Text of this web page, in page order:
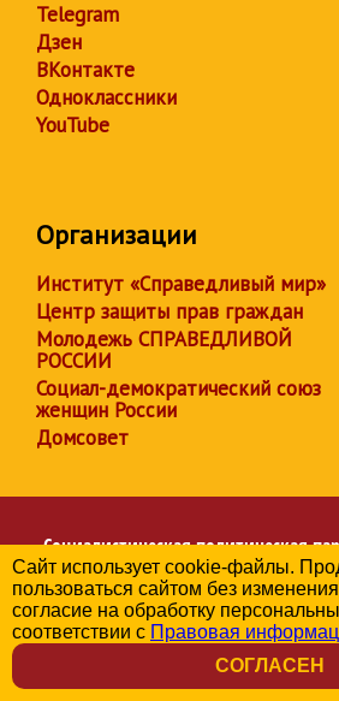
Telegram
Дзен
ВКонтакте
Одноклассники
YouTube
Организации
Институт «Справедливый мир»
Центр защиты прав граждан
Молодежь СПРАВЕДЛИВОЙ
РОССИИ
Социал-демократический союз
женщин России
Домсовет
Социалистическая политическая
РОССИЯ
Региональное отделение партии в
© 2006-2026
Политика в отношении обработки
Сайт использует cookie-файлы.
пользоваться сайтом без
согласие на обработку
соответствии с Правовая
СОГЛАСЕН